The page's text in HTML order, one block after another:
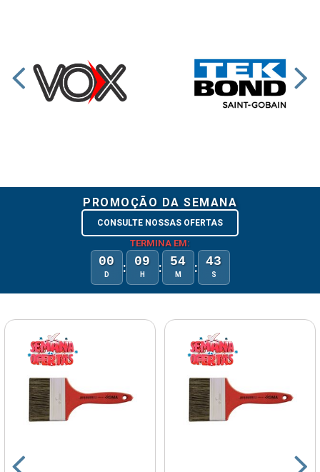
PROMOÇÃO DA SEMANA
CONSULTE NOSSAS OFERTAS
TERMINA EM:
00
D : 09
H : 54
M : 43
S